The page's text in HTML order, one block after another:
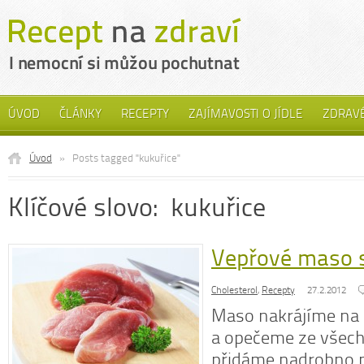
ÚVOD ČLÁNKY RECEPTY ZAJÍMAVOSTI O JÍDLE
Úvod » Posts tagged "kukuřice"
Klíčové slovo: kukuřice
Vepřové maso
Cholesterol, Recepty 27.2.2012
Maso nakrájíme
a opečeme ze
přidáme nadrobno